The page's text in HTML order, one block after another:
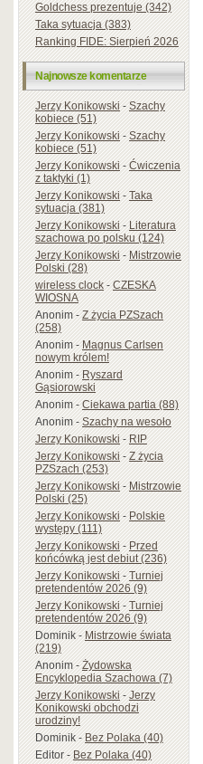
Goldchess prezentuje (342)
Taka sytuacja (383)
Ranking FIDE: Sierpień 2026
Najnowsze komentarze
Jerzy Konikowski-Szachy
kobiece (51)
Jerzy Konikowski-Szachy
kobiece (51)
Jerzy Konikowski-Ćwiczenia
z taktyki (1)
Jerzy Konikowski-Taka
sytuacja (381)
Jerzy Konikowski-Literatura
szachowa po polsku (124)
Jerzy Konikowski-Mistrzowie
Polski (28)
wireless clock-CZESKA
WIOSNA
Anonim-Z życia PZSzach
(258)
Anonim-Magnus Carlsen
nowym królem!
Anonim-Ryszard
Gąsiorowski
Anonim-Ciekawa partia (88)
Anonim-Szachy na wesoło
Jerzy Konikowski-RIP
Jerzy Konikowski-Z życia
PZSzach (253)
Jerzy Konikowski-Mistrzowie
Polski (25)
Jerzy Konikowski-Polskie
występy (111)
Jerzy Konikowski-Przed
końcówką jest debiut (236)
Jerzy Konikowski-Turniej
pretendentów 2026 (9)
Jerzy Konikowski-Turniej
pretendentów 2026 (9)
Dominik-Mistrzowie świata
(219)
Anonim-Żydowska
Encyklopedia Szachowa (7)
Jerzy Konikowski-Jerzy
Konikowski obchodzi
urodziny!
Dominik-Bez Polaka (40)
Editor-Bez Polaka (40)